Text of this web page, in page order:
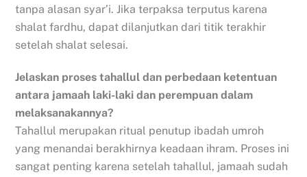
tanpa alasan syar’i. Jika terpaksa terputus karena
shalat fardhu, dapat dilanjutkan dari titik terakhir
setelah shalat selesai.
Jelaskan proses tahallul dan perbedaan ketentuan
antara jamaah laki-laki dan perempuan dalam
melaksanakannya?
Tahallul merupakan ritual penutup ibadah umroh
yang menandai berakhirnya keadaan ihram. Proses ini
sangat penting karena setelah tahallul, jamaah sudah